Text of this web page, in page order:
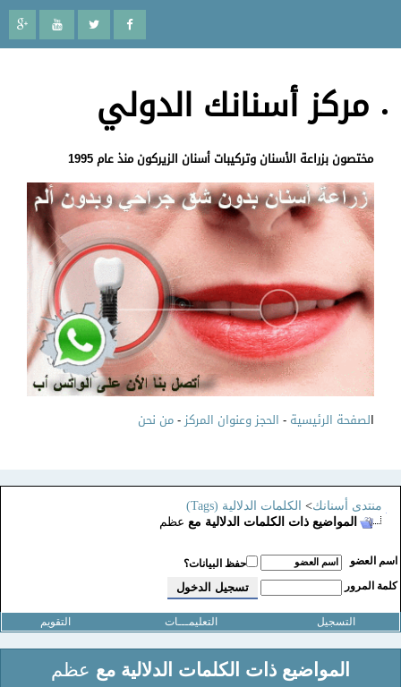
مركز أسنانك الدولي
مختصون بزراعة الأسنان وتركيبات أسنان الزيركون منذ عام 1995
لصفحة الرئيسية-الحجز وعنوان المركز-من نحن
منتدى أسنانك>الكلمات الدلالية (Tags)
المواضيع ذات الكلمات الدلالية مع عظم
اسم العضو
حفظ البيانات؟
كلمة المرور
التسجيل التعليمـــات التقويم
المواضيع ذات الكلمات الدلالية مع عظم